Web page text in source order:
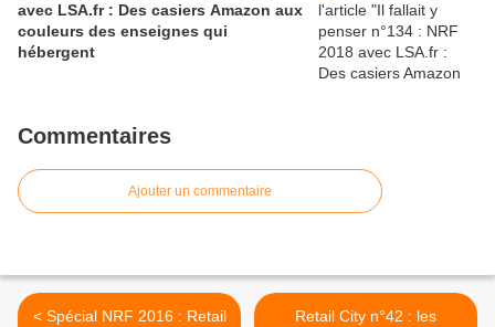
avec LSA.fr : Des casiers Amazon aux
couleurs des enseignes qui
hébergent
Commentaires
Ajouter un commentaire
< Spécial NRF 2016 : Retail
Retail City n°42 : les